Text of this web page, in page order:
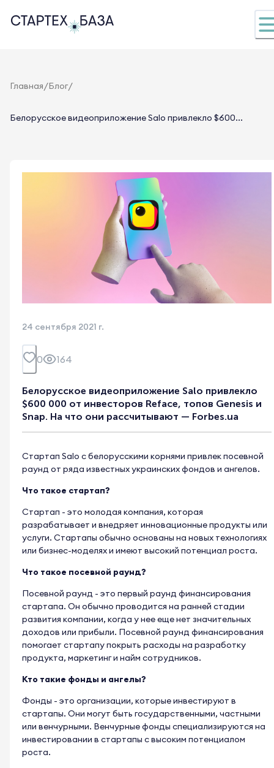
Главная/Блог/
Белорусское видеоприложение Salo привлекло $600...
24 сентября 2021 г.
0 164
Белорусское видеоприложение Salo привлекло
$600 000 от инвесторов Reface, топов Genesis и
Snap. На что они рассчитывают — Forbes.ua
Стартап Salo с белорусскими корнями привлек посевной
раунд от ряда известных украинских фондов и ангелов.
Что такое стартап?
Стартап - это молодая компания, которая
разрабатывает и внедряет инновационные продукты или
услуги. Стартапы обычно основаны на новых технологиях
или бизнес-моделях и имеют высокий потенциал роста.
Что такое посевной раунд?
Посевной раунд - это первый раунд финансирования
стартапа. Он обычно проводится на ранней стадии
развития компании, когда у нее еще нет значительных
доходов или прибыли. Посевной раунд финансирования
помогает стартапу покрыть расходы на разработку
продукта, маркетинг и найм сотрудников.
Кто такие фонды и ангелы?
Фонды - это организации, которые инвестируют в
стартапы. Они могут быть государственными, частными
или венчурными. Венчурные фонды специализируются на
инвестировании в стартапы с высоким потенциалом
роста.